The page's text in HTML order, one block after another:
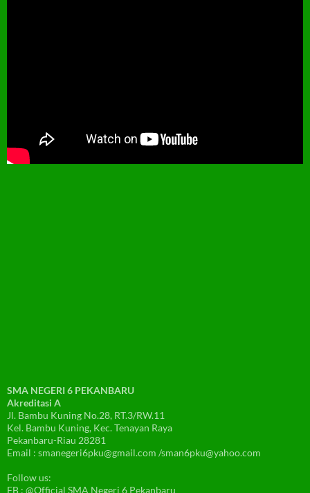
SMA NEGERI 6 PEKANBARU
Akreditasi A
Jl. Bambu Kuning No.28, RT.3/RW.11
Kel. Bambu Kuning, Kec. Tenayan Raya
Pekanbaru-Riau 28281
Email : smanegeri6pku@gmail.com /sman6pku@yahoo.com
Follow us:
FB : @Official SMA Negeri 6 Pekanbaru